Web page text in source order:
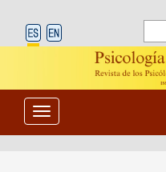
Toggle
navigation